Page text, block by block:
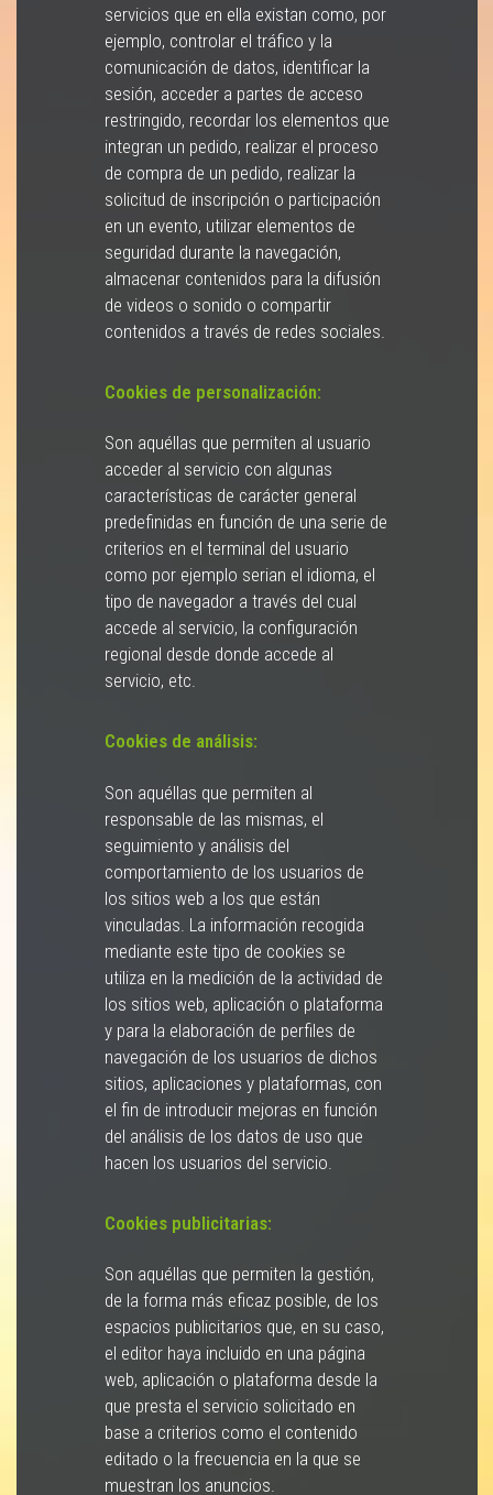
servicios que en ella existan como, por
ejemplo, controlar el tráfico y la
comunicación de datos, identificar la
sesión, acceder a partes de acceso
restringido, recordar los elementos que
integran un pedido, realizar el proceso
de compra de un pedido, realizar la
solicitud de inscripción o participación
en un evento, utilizar elementos de
seguridad durante la navegación,
almacenar contenidos para la difusión
de videos o sonido o compartir
contenidos a través de redes sociales.
Cookies de personalización:
Son aquéllas que permiten al usuario
acceder al servicio con algunas
características de carácter general
predefinidas en función de una serie de
criterios en el terminal del usuario
como por ejemplo serian el idioma, el
tipo de navegador a través del cual
accede al servicio, la configuración
regional desde donde accede al
servicio, etc.
Cookies de análisis:
Son aquéllas que permiten al
responsable de las mismas, el
seguimiento y análisis del
comportamiento de los usuarios de
los sitios web a los que están
vinculadas. La información recogida
mediante este tipo de cookies se
utiliza en la medición de la actividad de
los sitios web, aplicación o plataforma
y para la elaboración de perfiles de
navegación de los usuarios de dichos
sitios, aplicaciones y plataformas, con
el fin de introducir mejoras en función
del análisis de los datos de uso que
hacen los usuarios del servicio.
Cookies publicitarias:
Son aquéllas que permiten la gestión,
de la forma más eficaz posible, de los
espacios publicitarios que, en su caso,
el editor haya incluido en una página
web, aplicación o plataforma desde la
que presta el servicio solicitado en
base a criterios como el contenido
editado o la frecuencia en la que se
muestran los anuncios.